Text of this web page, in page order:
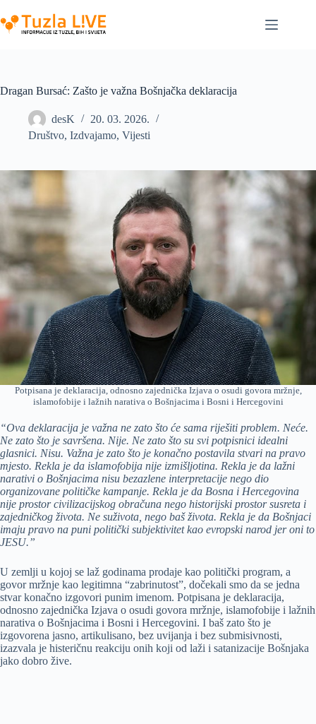
to
content
Dragan Bursać: Zašto je važna Bošnjačka deklaracija
desK
20. 03. 2026.
Društvo, Izdvajamo, Vijesti
Potpisana je deklaracija, odnosno zajednička Izjava o osudi govora mržnje,
islamofobije i lažnih narativa o Bošnjacima i Bosni i Hercegovini
“Ova deklaracija je važna ne zato što će sama riješiti problem. Neće.
Ne zato što je savršena. Nije. Ne zato što su svi potpisnici idealni
glasnici. Nisu. Važna je zato što je konačno postavila stvari na pravo
mjesto. Rekla je da islamofobija nije izmišljotina. Rekla je da lažni
narativi o Bošnjacima nisu bezazlene interpretacije nego dio
organizovane političke kampanje. Rekla je da Bosna i Hercegovina
nije prostor civilizacijskog obračuna nego historijski prostor susreta i
zajedničkog života. Ne suživota, nego baš života. Rekla je da Bošnjaci
imaju pravo na puni politički subjektivitet kao evropski narod jer oni to
JESU.”
U zemlji u kojoj se laž godinama prodaje kao politički program, a
govor mržnje kao legitimna “zabrinutost”, dočekali smo da se jedna
stvar konačno izgovori punim imenom. Potpisana je deklaracija,
odnosno zajednička Izjava o osudi govora mržnje, islamofobije i lažnih
narativa o Bošnjacima i Bosni i Hercegovini. I baš zato što je
izgovorena jasno, artikulisano, bez uvijanja i bez submisivnosti,
izazvala je histeričnu reakciju onih koji od laži i satanizacije Bošnjaka
jako dobro žive.